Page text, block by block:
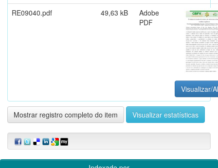
RE09040.pdf
49,63 kB
Adobe
PDF
Visualizar/
Mostrar registro completo do item Visualizar estatísticas